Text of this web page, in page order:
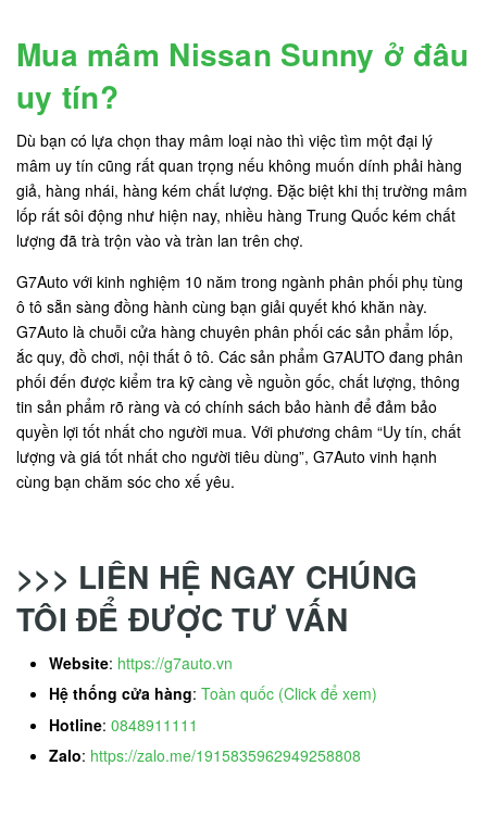
Mua mâm Nissan Sunny ở đâu
uy tín?
Dù bạn có lựa chọn thay mâm loại nào thì việc tìm một đại lý
mâm uy tín cũng rất quan trọng nếu không muốn dính phải hàng
giả, hàng nhái, hàng kém chất lượng. Đặc biệt khi thị trường mâm
lốp rất sôi động như hiện nay, nhiều hàng Trung Quốc kém chất
lượng đã trà trộn vào và tràn lan trên chợ.
G7Auto với kinh nghiệm 10 năm trong ngành phân phối phụ tùng
ô tô sẵn sàng đồng hành cùng bạn giải quyết khó khăn này.
G7Auto là chuỗi cửa hàng chuyên phân phối các sản phẩm lốp,
ắc quy, đồ chơi, nội thất ô tô. Các sản phẩm G7AUTO đang phân
phối đến được kiểm tra kỹ càng về nguồn gốc, chất lượng, thông
tin sản phẩm rõ ràng và có chính sách bảo hành để đảm bảo
quyền lợi tốt nhất cho người mua. Với phương châm “Uy tín, chất
lượng và giá tốt nhất cho người tiêu dùng”, G7Auto vinh hạnh
cùng bạn chăm sóc cho xế yêu.
>>> LIÊN HỆ NGAY CHÚNG
TÔI ĐỂ ĐƯỢC TƯ VẤN
Website: https://g7auto.vn
Hệ thống cửa hàng: Toàn quốc (Click để xem)
Hotline: 0848911111
Zalo: https://zalo.me/1915835962949258808